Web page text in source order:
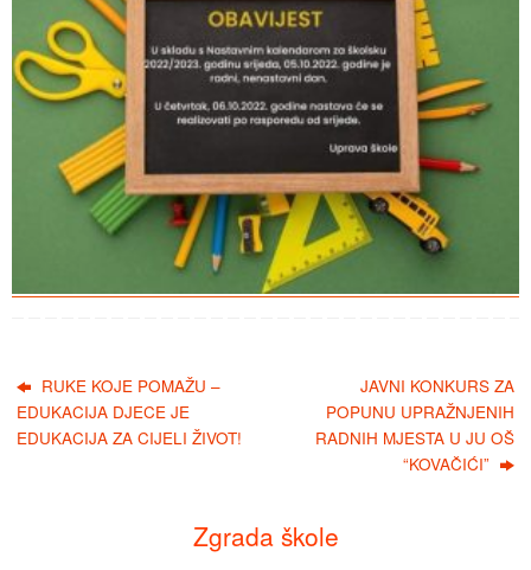
RUKE KOJE POMAŽU –
EDUKACIJA DJECE JE
EDUKACIJA ZA CIJELI ŽIVOT!
JAVNI KONKURS ZA
POPUNU UPRAŽNJENIH
RADNIH MJESTA U JU OŠ
“KOVAČIĆI”
Zgrada škole